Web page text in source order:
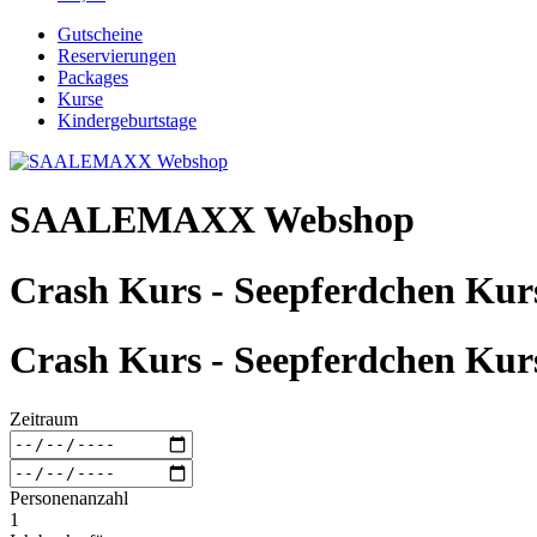
Gutscheine
Reservierungen
Packages
Kurse
Kindergeburtstage
SAALEMAXX Webshop
Crash Kurs - Seepferdchen
Crash Kurs - Seepferdchen
Zeitraum
Personenanzahl
1